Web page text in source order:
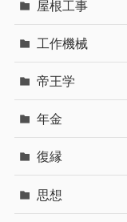
屋根工事
工作機械
帝王学
年金
復縁
思想